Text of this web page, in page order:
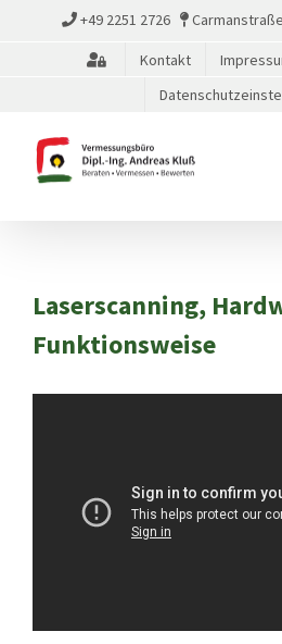
+49 2251 2726
Kontakt
Laserscanning,
Funktionsweise